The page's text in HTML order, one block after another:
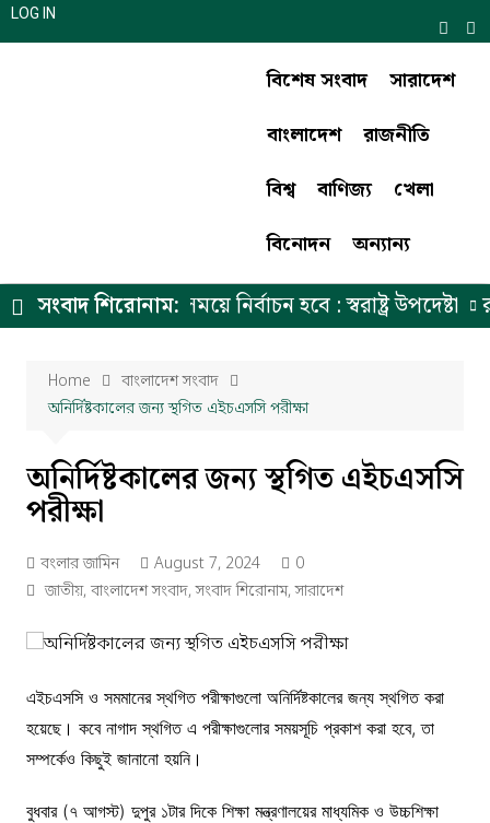
LOG IN
বিশেষ সংবাদ
সারাদেশ
বাংলাদেশ
রাজনীতি
বিশ্ব
বাণিজ্য
খেলা
বিনোদন
অন্যান্য
সংবাদ শিরোনাম:
উপদেষ্টার ঘোষিত সময়ে নির্বাচন হবে : স্বরাষ্ট্র উপদেষ্টা
Home
বাংলাদেশ সংবাদ
অনির্দিষ্টকালের জন্য স্থগিত এইচএসসি পরীক্ষা
অনির্দিষ্টকালের জন্য স্থগিত এইচএসসি
পরীক্ষা
বংলার জামিন August 7, 2024
0
জাতীয়, বাংলাদেশ সংবাদ,সংবাদ শিরোনাম,সারাদেশ
এইচএসসি ও সমমানের স্থগিত পরীক্ষাগুলো অনির্দিষ্টকালের জন্য স্থগিত করা
হয়েছে। কবে নাগাদ স্থগিত এ পরীক্ষাগুলোর সময়সূচি প্রকাশ করা হবে, তা
সম্পর্কেও কিছুই জানানো হয়নি।
বুধবার (৭ আগস্ট) দুপুর ১টার দিকে শিক্ষা মন্ত্রণালয়ের মাধ্যমিক ও উচ্চশিক্ষা